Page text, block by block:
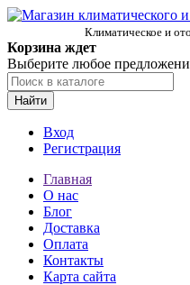
Климатическое и
Корзина ждет
Выберите любое
Найти
Вход
Регистрация
Главная
О нас
Блог
Доставка
Оплата
Контакты
Карта сайта